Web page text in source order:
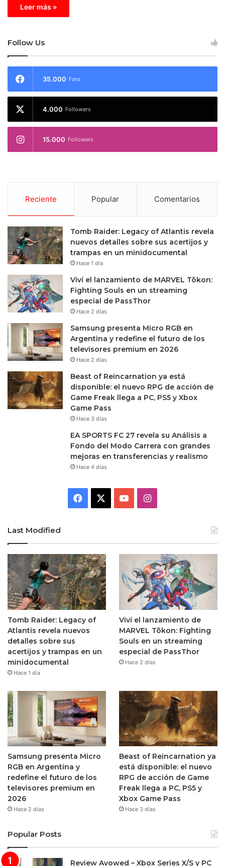
Leer más »
Follow Us
35.000 Fans
4.000 Followers
15.000 Followers
Reciente Popular Comentarios
Tomb Raider: Legacy of Atlantis revela
nuevos detalles sobre sus acertijos y
trampas en un minidocumental
Hace 1 día
Viví el lanzamiento de MARVEL Tōkon:
Fighting Souls en un streaming
especial de PassThor
Hace 2 días
Samsung presenta Micro RGB en
Argentina y redefine el futuro de los
televisores premium en 2026
Hace 2 días
Beast of Reincarnation ya está
disponible: el nuevo RPG de acción de
Game Freak llega a PC, PS5 y Xbox
Game Pass
Hace 3 días
EA SPORTS FC 27 revela su Análisis a
Fondo del Modo Carrera con grandes
mejoras en transferencias y realismo
Hace 4 días
Facebook YouTubeInstagram
Last Modified
Tomb Raider: Legacy of
Atlantis revela nuevos
detalles sobre sus
acertijos y trampas en un
minidocumental
Hace 1 día
Viví el lanzamiento de
MARVEL Tōkon: Fighting
Souls en un streaming
especial de PassThor
Hace 2 días
Samsung presenta Micro
RGB en Argentina y
redefine el futuro de los
televisores premium en
2026
Hace 2 días
Beast of Reincarnation ya
está disponible: el nuevo
RPG de acción de Game
Freak llega a PC, PS5 y
Xbox Game Pass
Hace 3 días
Popular Posts
Review Avowed – Xbox Series X/S y PC